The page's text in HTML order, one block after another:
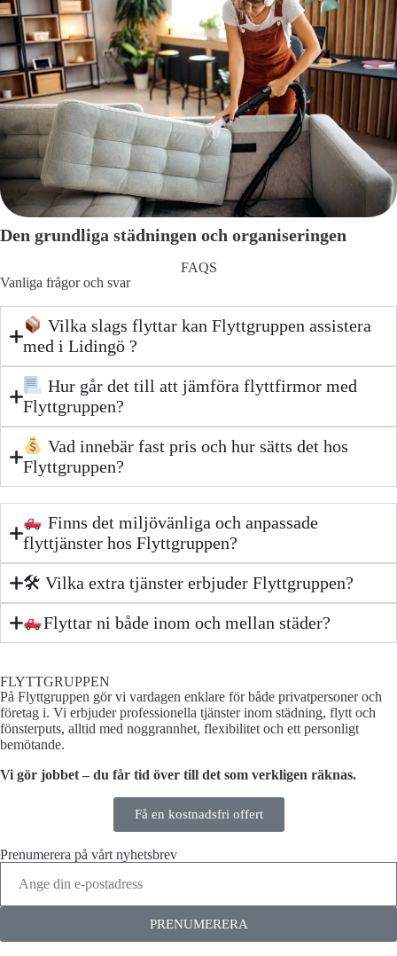
Den grundliga städningen och organiseringen
FAQS
Vanliga frågor och svar
Vilka slags flyttar kan Flyttgruppen assistera
med i Lidingö ?
Hur går det till att jämföra flyttfirmor med
Flyttgruppen?
Vad innebär fast pris och hur sätts det hos
Flyttgruppen?
Finns det miljövänliga och anpassade
flyttjänster hos Flyttgruppen?
🛠 Vilka extra tjänster erbjuder Flyttgruppen?
Flyttar ni både inom och mellan städer?
FLYTTGRUPPEN
På Flyttgruppen gör vi vardagen enklare för både privatpersoner och
företag i. Vi erbjuder professionella tjänster inom städning, flytt och
fönsterputs, alltid med noggrannhet, flexibilitet och ett personligt
bemötande.
Vi gör jobbet – du får tid över till det som verkligen räknas.
Få en kostnadsfri offert
Prenumerera på vårt nyhetsbrev
PRENUMERERA